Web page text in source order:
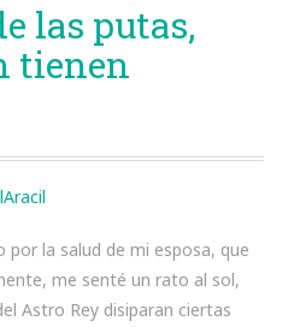
las putas,
tienen
la salud de mi esposa, que
me senté un rato al sol,
Astro Rey disiparan ciertas